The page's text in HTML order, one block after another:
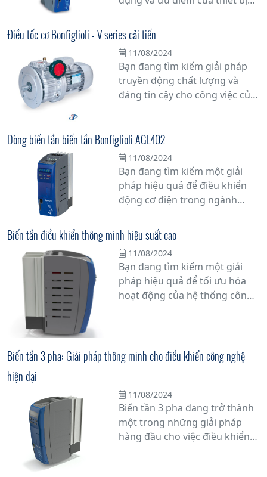
tôi sẽ cung cấp cho bạn những
thông tin cần biết về biến tần
để bạn có cái nhìn tổng quan
và chi tiết nhất.
Điều tốc cơ Bonfiglioli - V series cải tiến
11/08/2024
Bạn đang tìm kiếm giải pháp
truyền động chất lượng và
đáng tin cậy cho công việc của
một sự cải tiến đột phá trong
ngành công nghiệp truyền
động cơ khí.
Dòng biến tần biến tần Bonfiglioli AGL402
11/08/2024
Bạn đang tìm kiếm một giải
pháp hiệu quả để điều khiển
động cơ điện trong ngành
dòng biến tần Bonfiglioli
AGL402 - sự kết hợp hoàn hảo
giữa công nghệ tiên tiến và độ
tin cậy vững chắc của thương
hiệu Bonfiglioli.
Biến tần điều khiển thông minh hiệu suất cao
11/08/2024
Bạn đang tìm kiếm một giải
pháp hiệu quả để tối ưu hóa
hoạt động của hệ thống công
cao từ Bonfiglioli, phân phối
bởi Tân Đạt Thắng. Đây là một
giúp điều khiển tốc độ và mô-
men của động cơ điện một
cách chính xác và linh hoạt.
Biến tần 3 pha: Giải pháp thông minh cho điều khiển công nghệ
hiện đại
11/08/2024
Biến tần 3 pha đang trở thành
một trong những giải pháp
hàng đầu cho việc điều khiển